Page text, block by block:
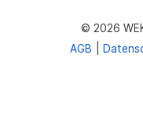
© 2026
AGB